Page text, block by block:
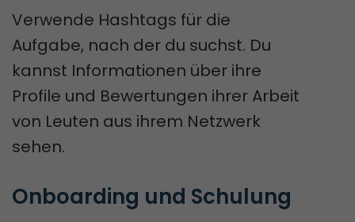
Verwende Hashtags für die
Aufgabe, nach der du suchst. Du
kannst Informationen über ihre
Profile und Bewertungen ihrer Arbeit
von Leuten aus ihrem Netzwerk
sehen.
Onboarding und Schulung